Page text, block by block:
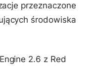
przeznaczone
środowiska
2.6 z Red